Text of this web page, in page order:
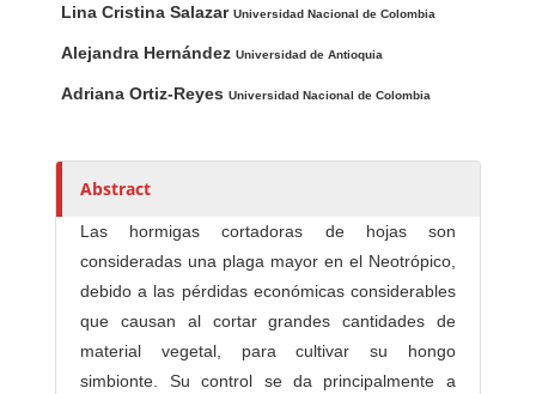
o
r
Lina Cristina SalazarUniversidad Nacional de Colombia
Alejandra HernándezUniversidad de Antioquia
Adriana Ortiz-ReyesUniversidad Nacional de Colombia
Abstract
Las hormigas cortadoras de hojas son
consideradas una plaga mayor en el Neotrópico,
debido a las pérdidas económicas considerables
que causan al cortar grandes cantidades de
material vegetal, para cultivar su hongo
simbionte. Su control se da principalmente a